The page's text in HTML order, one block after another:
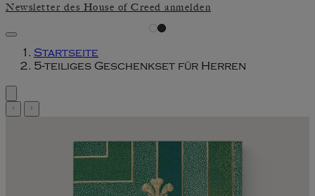
Newsletter des House of Creed anmelden
Startseite
5-teiliges Geschenkset für Herren